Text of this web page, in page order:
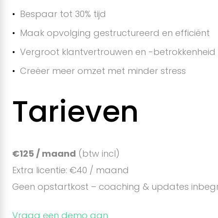
Bespaar tot 30% tijd
Maak opvolging gestructureerd en efficiënt
Vergroot klantvertrouwen en -betrokkenheid
Creëer meer omzet met minder stress
Tarieven
€125 / maand (btw incl)
Extra licentie: €40 / maand
Geen opstartkost – coaching & updates
Vraag een demo aan